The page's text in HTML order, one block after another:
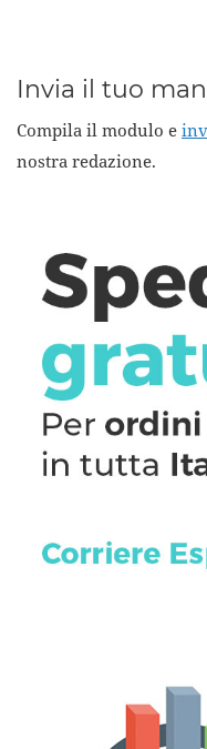
Invia il tuo
Compila il modulo e
nostra redazione.